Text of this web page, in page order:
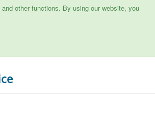
other functions. By using our website, you